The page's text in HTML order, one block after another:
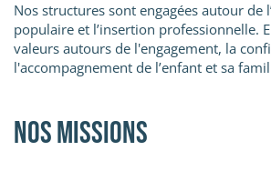
Nos structures sont engagées autour de
populaire et l’insertion professionnelle.
valeurs autours de l'engagement, la
l'accompagnement de l’enfant et sa
Nos missions